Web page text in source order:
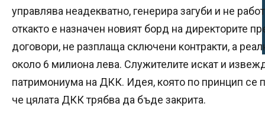
управлява неадекватно, генерира загуби и не
откакто е назначен новият борд на директорите
договори, не разплаща сключени контракти, а
около 6 милиона лева. Служителите искат и
патримониума на ДКК. Идея, която по принцип се
че цялата ДКК трябва да бъде закрита.